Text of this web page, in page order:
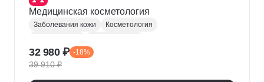
Медицинская косметология
Заболевания кожи
Косметология
32 980 ₽ -18%
39 910 ₽